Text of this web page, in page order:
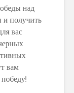
над
получить
вас
вам